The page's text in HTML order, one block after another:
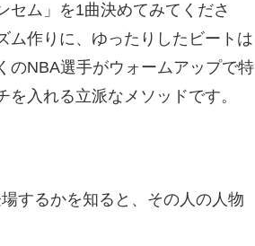
セム」を1曲決めてみてくださ
ム作りに、ゆったりしたビートは
のNBA選手がウォームアップで特
入れる立派なメソッドです。
するかを知ると、その人の人物